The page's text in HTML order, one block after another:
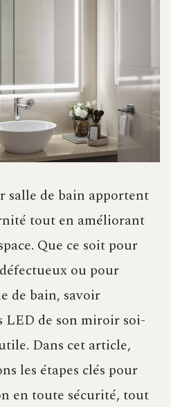
salle de bain apportent
tout en améliorant
Que ce soit pour
ou pour
de bain, savoir
LED de son miroir soi-
Dans cet article,
les étapes clés pour
en toute sécurité, tout